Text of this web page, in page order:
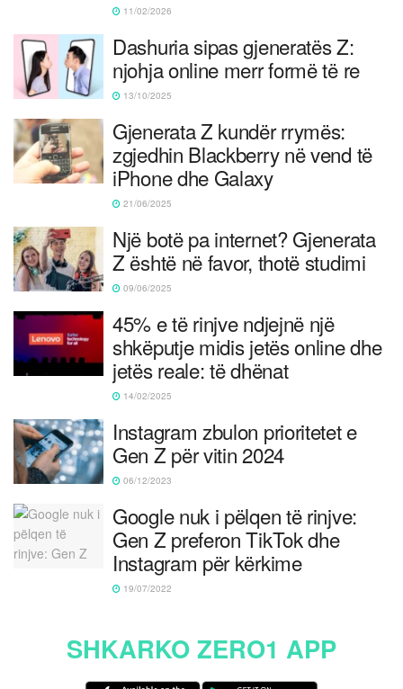
11/02/2026
Dashuria sipas gjeneratës Z:
njohja online merr formë të re
13/10/2025
Gjenerata Z kundër rrymës:
zgjedhin Blackberry në vend të
iPhone dhe Galaxy
21/06/2025
Një botë pa internet? Gjenerata
Z është në favor, thotë studimi
09/06/2025
45% e të rinjve ndjejnë një
shkëputje midis jetës online dhe
jetës reale: të dhënat
14/02/2025
Instagram zbulon prioritetet e
Gen Z për vitin 2024
06/12/2023
Google nuk i pëlqen të rinjve:
Gen Z preferon TikTok dhe
Instagram për kërkime
19/07/2022
SHKARKO ZERO1 APP